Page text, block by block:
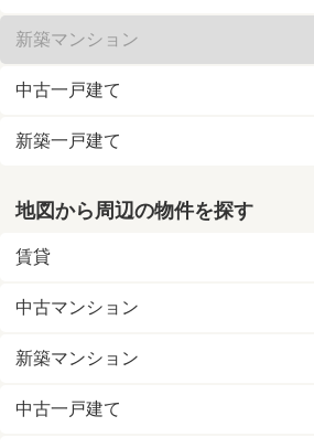
新築マンション
中古一戸建て
新築一戸建て
地図から周辺の物件を探す
賃貸
中古マンション
新築マンション
中古一戸建て